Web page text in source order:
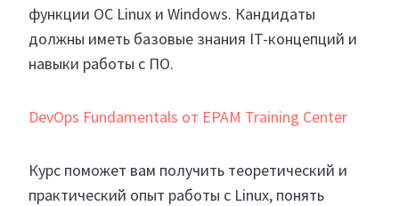
функции ОС Linux и Windows. Кандидаты
должны иметь базовые знания IT-концепций и
навыки работы с ПО.
DevOps Fundamentals от EPAM Training Center
Курс поможет вам получить теоретический и
практический опыт работы с Linux, понять